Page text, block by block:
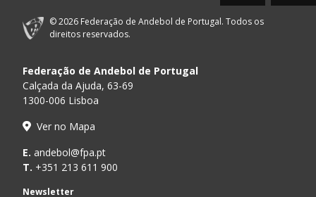
© 2026 Federação de Andebol de Portugal. Todos os
direitos reservados.
Federação de Andebol de Portugal
Calçada da Ajuda, 63-69
1300-006 Lisboa
Ver no Mapa
E. andebol@fpa.pt
T. +351 213 611 900
Newsletter